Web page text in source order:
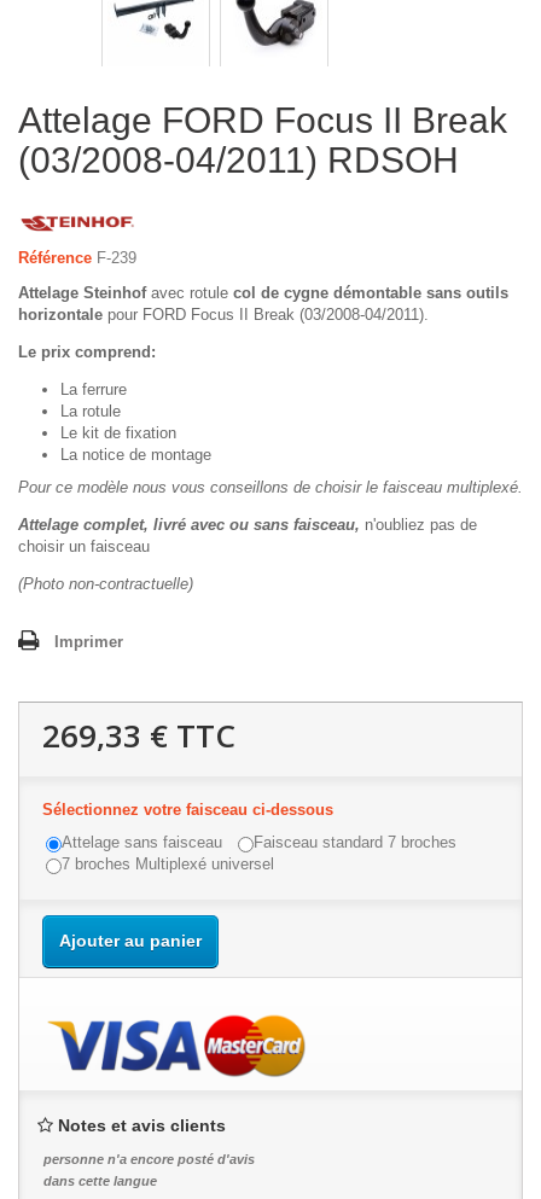
Attelage FORD Focus II Break
(03/2008-04/2011) RDSOH
Référence F-239
Attelage Steinhofavec rotule col de cygne démontable sans outils
horizontale pour FORD Focus II Break (03/2008-04/2011).
Le prix comprend:
La ferrure
La rotule
Le kit de fixation
La notice de montage
Pour ce modèle nous vous conseillons de choisir le faisceau multiplexé.
Attelage complet, livré avec ou sans faisceau, n'oubliez pas de
choisir un faisceau
(Photo non-contractuelle)
Imprimer
269,33 € TTC
Sélectionnez votre faisceau ci-dessous
Attelage sans faisceau
Faisceau standard 7 broches
7 broches Multiplexé universel
Ajouter au panier
Notes et avis clients
personne n'a encore posté d'avis
dans cette langue